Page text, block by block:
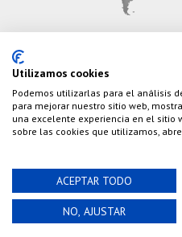
Teléfono: (+34) 626 495
E-Mail:
Powered by©Nao Grupo
2020 Cazaylibros.com
derechos
Utilizamos cookies
Podemos utilizarlas para el análisis
para mejorar nuestro sitio web,
una excelente experiencia en el sitio
sobre las cookies que utilizamos,
ACEPTAR TODO
NO, AJUSTAR